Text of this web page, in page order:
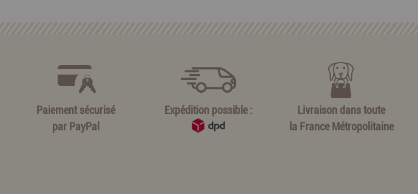
Paiement sécurisé
par PayPal
Expédition possible :
Livraison dans toute
la France Métropolitaine